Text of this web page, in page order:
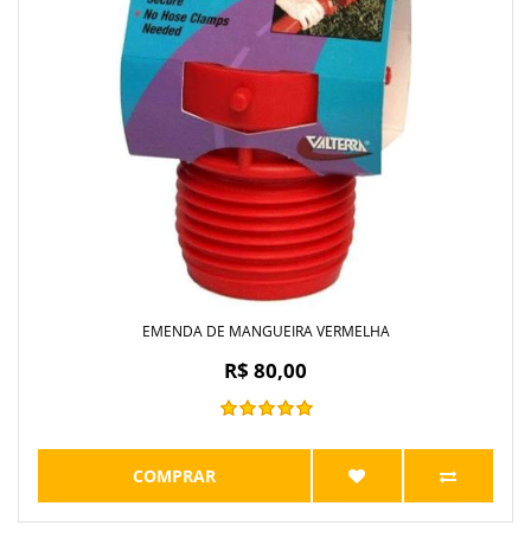
EMENDA DE MANGUEIRA VERMELHA
R$ 80,00
COMPRAR